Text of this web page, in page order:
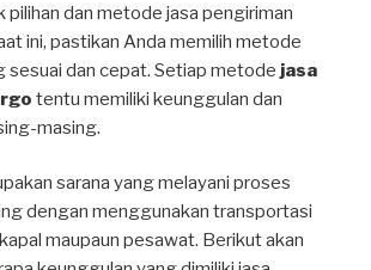
pilihan dan metode jasa pengiriman
ini, pastikan Anda memilih metode
sesuai dan cepat. Setiap metode jasa
tentu memiliki keunggulan dan
masing.
sarana yang melayani proses
dengan menggunakan transportasi
maupaun pesawat. Berikut akan